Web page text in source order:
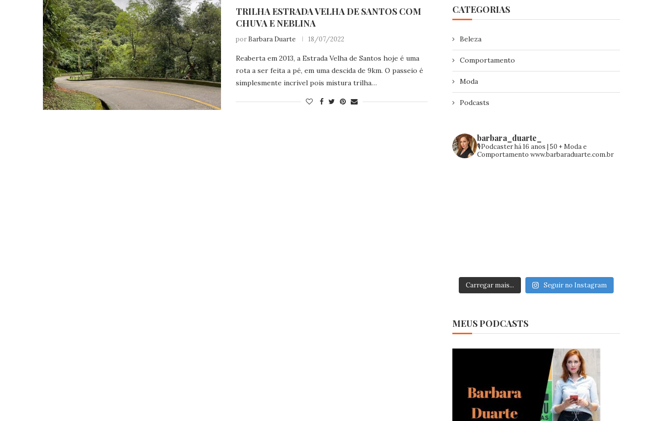
TRILHA ESTRADA VELHA DE SANTOS COM
CHUVA E NEBLINA
por Barbara Duarte 18/07/2022
Reaberta em 2013, a Estrada Velha de Santos hoje é uma
rota a ser feita a pé, em uma descida de 9km. O passeio é
simplesmente incrível pois mistura trilha…
CATEGORIAS
Beleza
Comportamento
Moda
Podcasts
barbara_duarte_
🎙️Podcaster há 16 anos | 50 +Moda e
Comportamento www.barbaraduarte.com.br
Carregar mais... Seguir no Instagram
MEUS PODCASTS